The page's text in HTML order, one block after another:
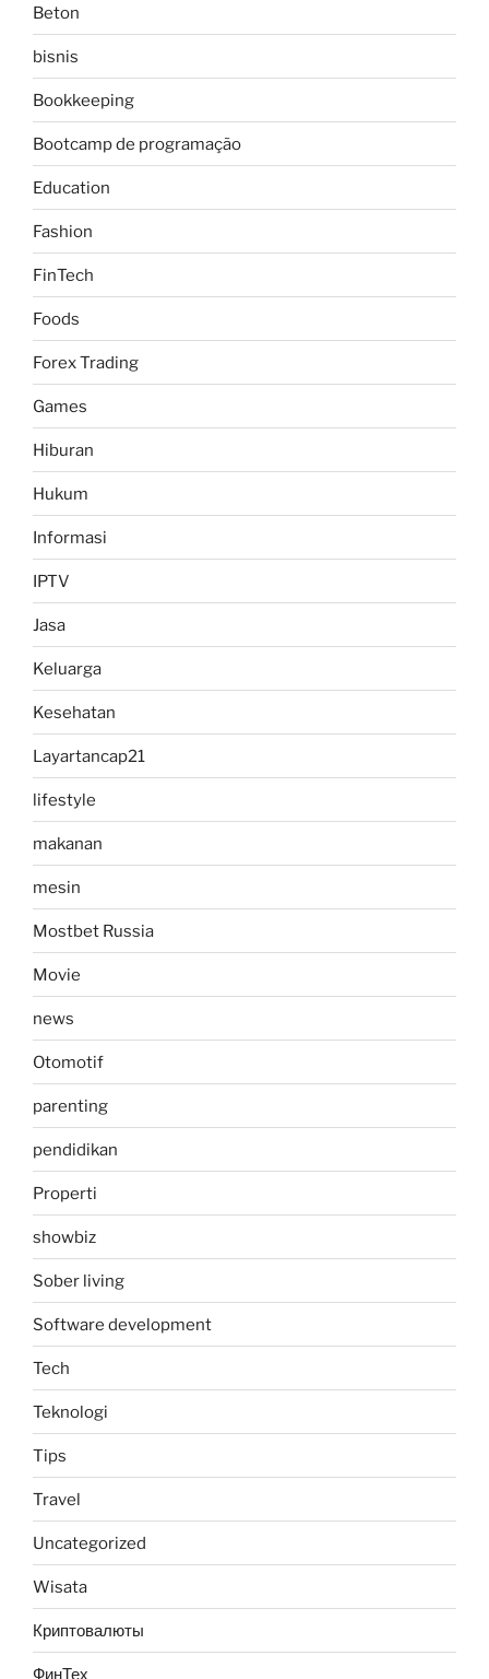
Beton
bisnis
Bookkeeping
Bootcamp de programação
Education
Fashion
FinTech
Foods
Forex Trading
Games
Hiburan
Hukum
Informasi
IPTV
Jasa
Keluarga
Kesehatan
Layartancap21
lifestyle
makanan
mesin
Mostbet Russia
Movie
news
Otomotif
parenting
pendidikan
Properti
showbiz
Sober living
Software development
Tech
Teknologi
Tips
Travel
Uncategorized
Wisata
Криптовалюты
ФинТех